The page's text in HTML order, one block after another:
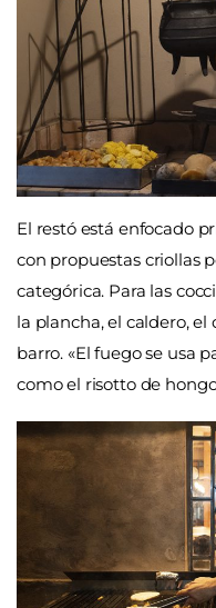
El restó está enfocado
con propuestas criollas
categórica. Para las
la plancha, el caldero,
barro. «El fuego se usa
como el risotto de